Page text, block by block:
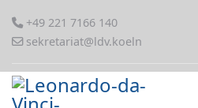
+49 221 7166 140
sekretariat@ldv.koeln